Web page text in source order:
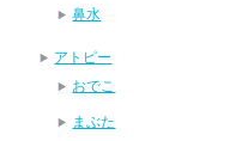
鼻水
アトピー
おでこ
まぶた